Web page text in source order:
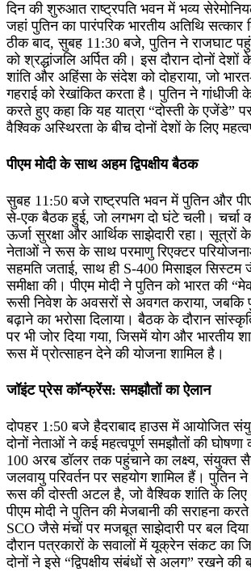
दिन की शुरुआत राष्ट्रपति भवन में भव्य
जहां पुतिन का पारंपरिक भारतीय अतिथि
ठीक बाद, सुबह 11:30 बजे, पुतिन ने राजघाट
को श्रद्धांजलि अर्पित की। इस दौरान दोनों देशों
शांति और अहिंसा के संदेश को दोहराया, जो
गहराई को रेखांकित करता है। पुतिन ने गांधीजी के
करते हुए कहा कि यह यात्रा “दोस्ती के एजेंडे”
वैश्विक अस्थिरता के बीच दोनों देशों के लिए
पीएम मोदी के साथ अहम द्विपक्षीय बैठक
सुबह 11:50 बजे राष्ट्रपति भवन में पुतिन और
से-एक बैठक हुई, जो लगभग दो घंटे चली। चर्चा
ऊर्जा सुरक्षा और आर्थिक साझेदारी रहा। सूत्रों
नेताओं ने रूस के साथ परमाणु रिएक्टर
सहमति जताई, साथ ही S-400 मिसाइल सिस्टम
समीक्षा की। पीएम मोदी ने पुतिन को भारत की
रूसी निवेश के अवसरों से अवगत कराया, जबकि
बढ़ाने का भरोसा दिलाया। बैठक के दौरान
पर भी जोर दिया गया, जिसमें योग और भारतीय
रूस में प्रोत्साहन देने की योजना शामिल है।
जॉइंट प्रेस कॉन्फ्रेंस: समझौतों का ऐलान
दोपहर 1:50 बजे हैदराबाद हाउस में आयोजित
दोनों नेताओं ने कई महत्वपूर्ण समझौतों की
100 अरब डॉलर तक पहुंचाने का लक्ष्य, संयुक्त
जलवायु परिवर्तन पर सहयोग शामिल हैं। पुतिन
रूस की दोस्ती अटल है, जो वैश्विक शांति के लिए
पीएम मोदी ने पुतिन की मेजबानी की सराहना
SCO जैसे मंचों पर मजबूत साझेदारी पर बल
दौरान पत्रकारों के सवालों में यूक्रेन संकट का
दोनों ने इसे “द्विपक्षीय संबंधों से अलग” रखने की